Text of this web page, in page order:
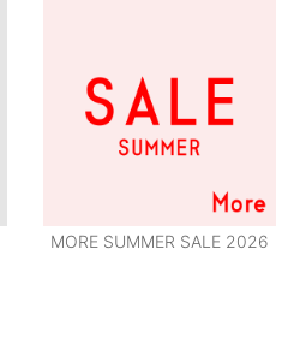
MORE SUMMER SALE 2026